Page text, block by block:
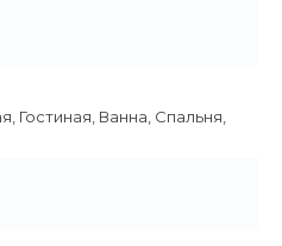
Гостиная, Ванна, Спальня,